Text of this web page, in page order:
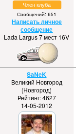
Член клуба
Сообщений: 651
Написать личное
сообщение
Lada Largus 7 мест 16V
SaNeK
Великий Новгород
(Новгород)
Рейтинг: 4627
14-05-2012